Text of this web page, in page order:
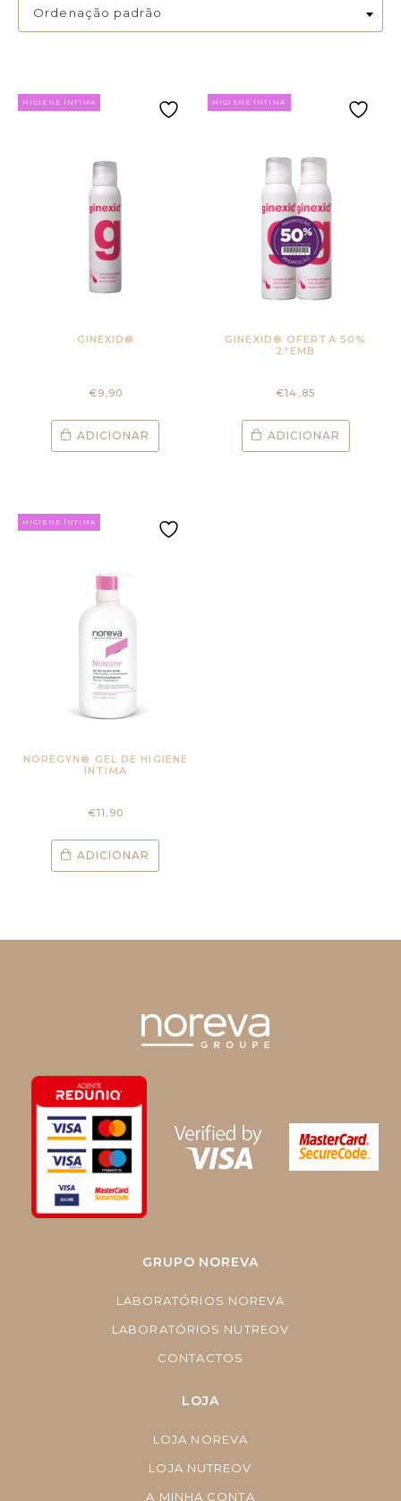
Ordenação padrão
HIGIENE ÍNTIMA
GINEXID®
€9,90
ADICIONAR
HIGIENE ÍNTIMA
GINEXID® OFERTA 50%
2ªEMB
€14,85
ADICIONAR
HIGIENE ÍNTIMA
NOREGYN® GEL DE HIGIENE
ÍNTIMA
€11,90
ADICIONAR
GRUPO NOREVA
LABORATÓRIOS NOREVA
LABORATÓRIOS NUTREOV
CONTACTOS
LOJA
LOJA NOREVA
LOJA NUTREOV
A MINHA CONTA